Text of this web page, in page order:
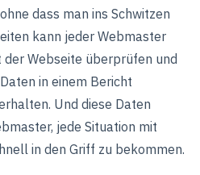
dass man ins Schwitzen
kann jeder Webmaster
der Webseite überprüfen und
in einem Bericht
Und diese Daten
jede Situation mit
in den Griff zu bekommen.